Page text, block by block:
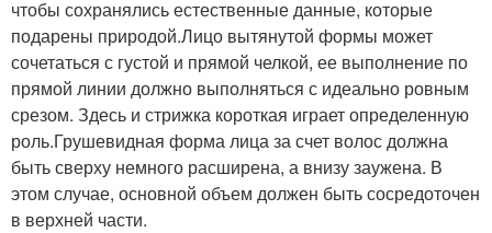
чтобы сохранялись естественные данные, которые
подарены природой.Лицо вытянутой формы может
сочетаться с густой и прямой челкой, ее выполнение по
прямой линии должно выполняться с идеально ровным
срезом. Здесь и стрижка короткая играет определенную
роль.Грушевидная форма лица за счет волос должна
быть сверху немного расширена, а внизу заужена. В
этом случае, основной объем должен быть сосредоточен
в верхней части.